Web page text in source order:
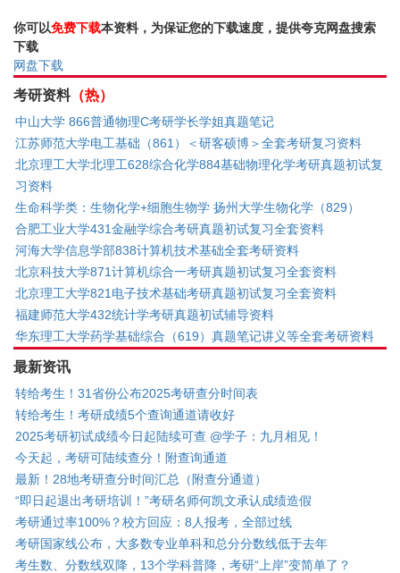
你可以免费下载本资料，为保证您的下载速度，提供夸克网盘搜索
下载
网盘下载
考研资料（热）
中山大学 866普通物理C考研学长学姐真题笔记
江苏师范大学电工基础（861）＜研客硕博＞全套考研复习资料
北京理工大学北理工628综合化学884基础物理化学考研真题初试复
习资料
生命科学类：生物化学+细胞生物学 扬州大学生物化学（829）
合肥工业大学431金融学综合考研真题初试复习全套资料
河海大学信息学部838计算机技术基础全套考研资料
北京科技大学871计算机综合一考研真题初试复习全套资料
北京理工大学821电子技术基础考研真题初试复习全套资料
福建师范大学432统计学考研真题初试辅导资料
华东理工大学药学基础综合（619）真题笔记讲义等全套考研资料
最新资讯
转给考生！31省份公布2025考研查分时间表
转给考生！考研成绩5个查询通道请收好
2025考研初试成绩今日起陆续可查 @学子：九月相见！
今天起，考研可陆续查分！附查询通道
最新！28地考研查分时间汇总（附查分通道）
“即日起退出考研培训！”考研名师何凯文承认成绩造假
考研通过率100%？校方回应：8人报考，全部过线
考研国家线公布，大多数专业单科和总分分数线低于去年
考生数、分数线双降，13个学科普降，考研“上岸”变简单了？